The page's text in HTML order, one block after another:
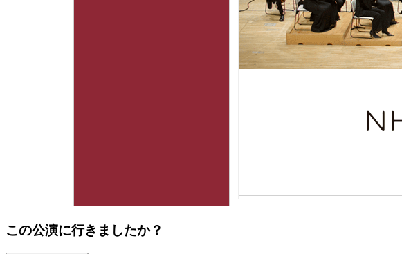
この公演に行きましたか？